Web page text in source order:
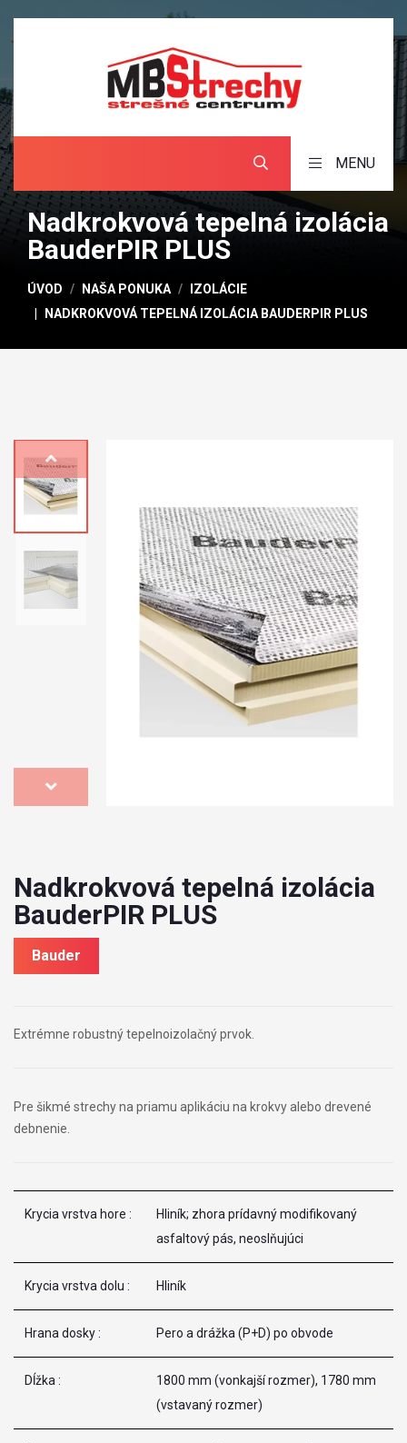
MENU
Nadkrokvová tepelná izolácia
BauderPIR PLUS
ÚVOD NAŠA PONUKA
IZOLÁCIE
NADKROKVOVÁ TEPELNÁ IZOLÁCIA BAUDERPIR PLUS
Nadkrokvová tepelná izolácia
BauderPIR PLUS
Bauder
Extrémne robustný tepelnoizolačný prvok.
Pre šikmé strechy na priamu aplikáciu na krokvy alebo drevené
debnenie.
Krycia vrstva hore :
Hliník; zhora prídavný modifikovaný
asfaltový pás, neoslňujúci
Krycia vrstva dolu : Hliník
Hrana dosky : Pero a drážka (P+D) po obvode
Dĺžka :
1800 mm (vonkajší rozmer), 1780 mm
(vstavaný rozmer)